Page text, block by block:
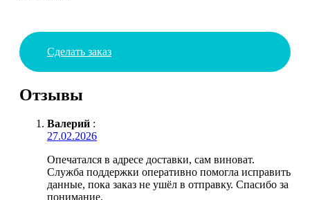
Сделать заказ
Отзывы
Валерий :
27.02.2026
Опечатался в адресе доставки, сам виноват.
Служба поддержки оперативно помогла исправить
данные, пока заказ не ушёл в отправку. Спасибо за
понимание.